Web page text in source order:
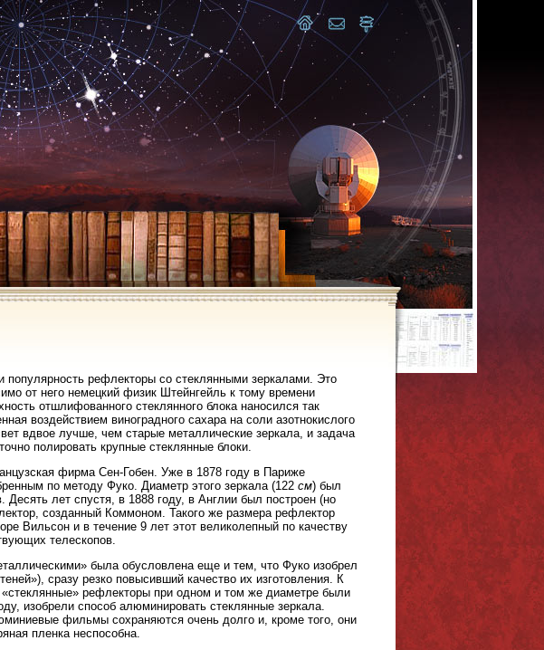
популярность рефлекторы со стеклянными зеркалами. Это
от него немецкий физик Штейнгейль к тому времени
отшлифованного стеклянного блока наносился так
воздействием виноградного сахара на соли азотнокислого
вдвое лучше, чем старые металлические зеркала, и задача
полировать крупные стеклянные блоки.
фирма Сен-Гобен. Уже в 1878 году в Париже
по методу Фуко. Диаметр этого зеркала (122 см) был
Десять лет спустя, в 1888 году, в Англии был построен (но
созданный Коммоном. Такого же размера рефлектор
Вильсон и в течение 9 лет этот великолепный по качеству
телескопов.
была обусловлена еще и тем, что Фуко изобрел
сразу резко повысивший качество их изготовления. К
рефлекторы при одном и том же диаметре были
изобрели способ алюминировать стеклянные зеркала.
фильмы сохраняются очень долго и, кроме того, они
пленка неспособна.